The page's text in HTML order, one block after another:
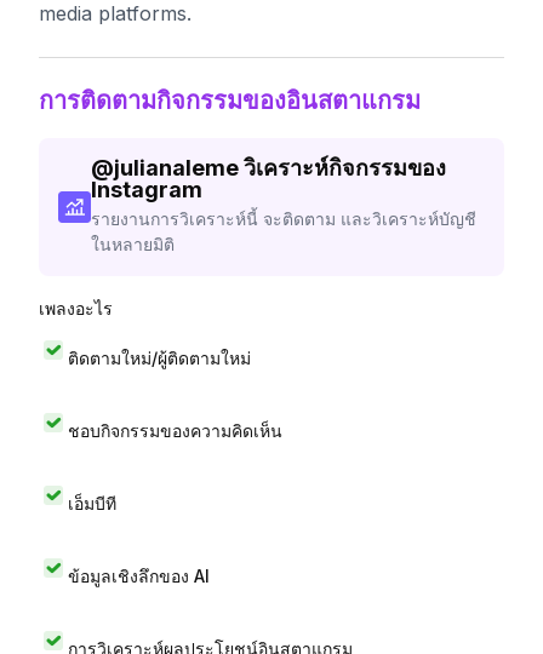
media platforms.
การติดตามกิจกรรมของอินสตาแกรม
@julianaleme วิเคราะห์กิจกรรมของ
Instagram
รายงานการวิเคราะห์นี้ จะติดตาม และวิเคราะห์บัญชี
ในหลายมิติ
เพลงอะไร
ติดตามใหม่/ผู้ติดตามใหม่
ชอบกิจกรรมของความคิดเห็น
เอ็มบีที
ข้อมูลเชิงลึกของ AI
การวิเคราะห์ผลประโยชน์อินสตาแกรม